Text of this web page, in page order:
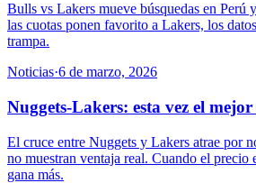
Bulls vs Lakers mueve búsquedas en Perú
las cuotas ponen favorito a Lakers, los
trampa.
Noticias·6 de marzo, 2026
Nuggets-Lakers: esta vez el
El cruce entre Nuggets y Lakers atrae por
no muestran ventaja real. Cuando el precio
gana más.